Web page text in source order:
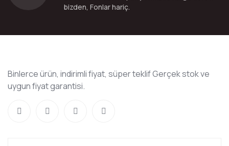
bizden, Fonlar hariç.
Binlerce ürün, indirimli fiyat, süper teklif Gerçek stok ve
uygun fiyat garantisi.